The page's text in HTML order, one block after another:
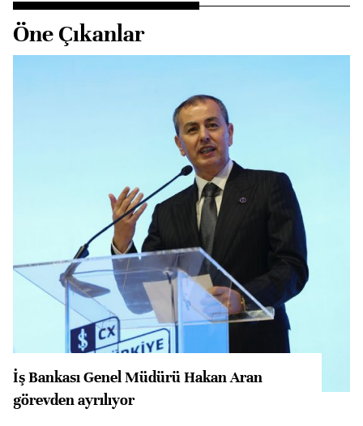
Öne Çıkanlar
İş Bankası Genel Müdürü Hakan Aran
görevden ayrılıyor